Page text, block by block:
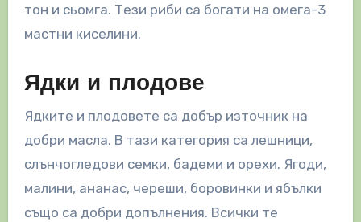
тон и сьомга. Тези риби са богати на омега-3
мастни киселини.
Ядки и плодове
Ядките и плодовете са добър източник на
добри масла. В тази категория са лешници,
слънчогледови семки, бадеми и орехи. Ягоди,
малини, ананас, череши, боровинки и ябълки
също са добри допълнения. Всички те